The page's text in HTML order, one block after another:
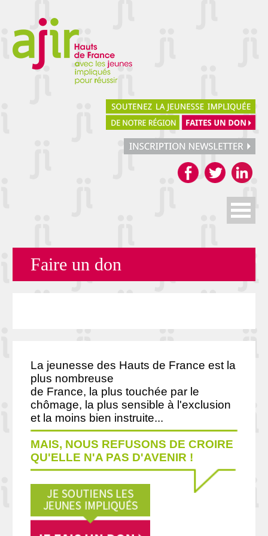
Faire un don
La jeunesse des Hauts de France est la
plus nombreuse
de France, la plus touchée par le
chômage, la plus sensible à l'exclusion
et la moins bien instruite...
MAIS, NOUS REFUSONS DE CROIRE
QU'ELLE N'A PAS D'AVENIR !